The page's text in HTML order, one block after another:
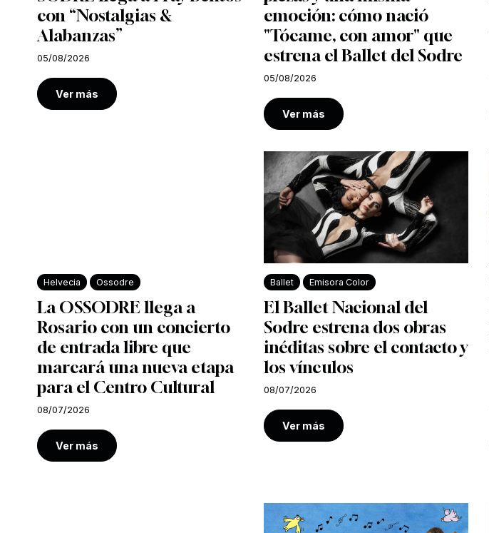
con “Nostalgias &
Alabanzas”
05/08/2026
Ver más
emoción: cómo nació
"Tócame, con amor" que
estrena el Ballet del Sodre
05/08/2026
Ver más
Helvecia Ossodre
La OSSODRE llega a
Rosario con un concierto
de entrada libre que
marcará una nueva etapa
para el Centro Cultural
08/07/2026
Ver más
Ballet Emisora Color
El Ballet Nacional del
Sodre estrena dos obras
inéditas sobre el contacto y
los vínculos
08/07/2026
Ver más